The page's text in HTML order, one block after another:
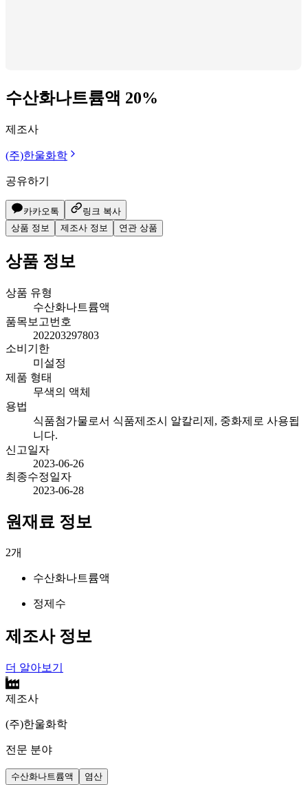
수산화나트륨액 20%
제조사
(주)한울화학
공유하기
카카오톡
링크 복사
상품 정보
제조사 정보 연관 상품
상품 정보
상품 유형
수산화나트륨액
품목보고번호
202203297803
소비기한
미설정
제품 형태
무색의 액체
용법
식품첨가물로서 식품제조시 알칼리제, 중화제로 사용됩
니다.
신고일자
2023-06-26
최종수정일자
2023-06-28
원재료 정보
2개
수산화나트륨액
정제수
제조사 정보
더 알아보기
제조사
(주)한울화학
전문 분야
수산화나트륨액 염산